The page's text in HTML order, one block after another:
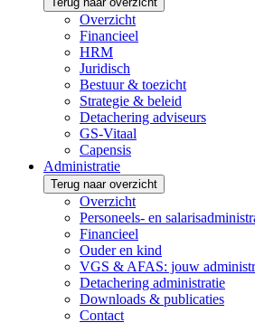
Overzicht
Financieel
HRM
Juridisch
Bestuur & toezicht
Strategie & beleid
Detachering adviseurs
GS-Vitaal
Capensis
Administratie
Terug naar overzicht
Overzicht
Personeels- en
Financieel
Ouder en kind
VGS & AFAS: jouw
Detachering administratie
Downloads & publicaties
Contact